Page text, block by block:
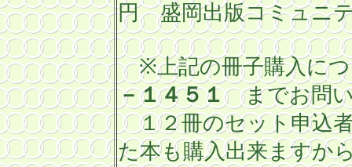
円 盛岡出版コミュニ
※上記の冊子購入につ
－１４５１までお問い
１２冊のセット申込
た本も購入出来ますか